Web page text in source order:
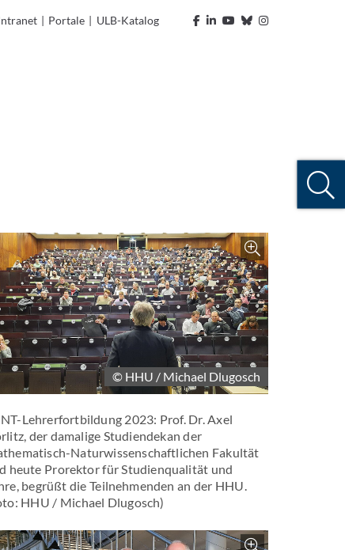
| Portale | ULB-Katalog
Zoom
© HHU / Michael Dlugosch
Lehrerfortbildung 2023: Prof. Dr. Axel
der damalige Studiendekan der
Naturwissenschaftlichen Fakultät
heute Prorektor für Studienqualität und
begrüßt die Teilnehmenden an der HHU.
HHU / Michael Dlugosch)
Zoom